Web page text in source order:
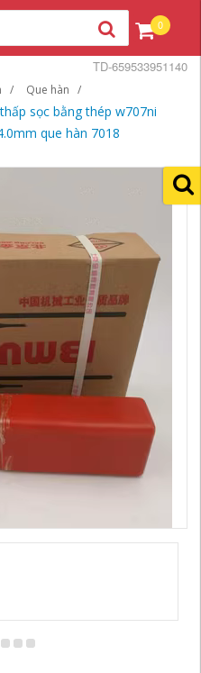
0
Que hàn
sọc bằng thép w707ni
que hàn 7018
TD-659533951140